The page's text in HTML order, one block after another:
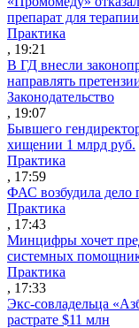
препарат для
Практика
, 19:21
В ГД внесли
направлять
Законодательство
, 19:07
Бывшего
хищении 1 млрд руб.
Практика
, 17:59
ФАС возбудила дело
Практика
, 17:43
Минцифры хочет
системных
Практика
, 17:33
Экс-совладельца
растрате $11 млн